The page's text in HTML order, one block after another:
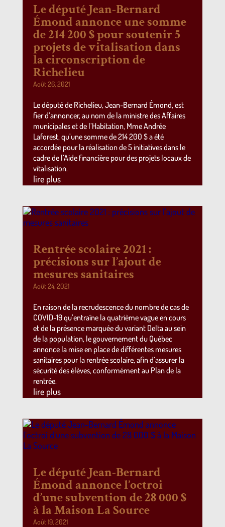
Le député Jean-Bernard
Émond annonce une somme
de 214 200 $ pour soutenir 5
projets de vitalisation dans
la circonscription de
Richelieu
Août 26, 2021
Le député de Richelieu, Jean-Bernard Émond, est
fier d’annoncer, au nom de la ministre des Affaires
municipales et de l’Habitation, Mme Andrée
Laforest, qu’une somme de 214 200 $ a été
accordée pour la réalisation de 5 initiatives dans le
cadre de l’Aide financière pour des projets locaux de
vitalisation.
lire plus
Rentrée scolaire 2021 :
précisions sur l’ajout de
mesures sanitaires
Août 24, 2021
En raison de la recrudescence du nombre de cas de
COVID-19 qu’entraîne la quatrième vague en cours
et de la présence marquée du variant Delta au sein
de la population, le gouvernement du Québec
annonce la mise en place de différentes mesures
sanitaires pour la rentrée scolaire, afin d’assurer la
sécurité des élèves, conformément au Plan de la
rentrée.
lire plus
Le député Jean-Bernard
Émond annonce l’octroi
d’une subvention de 28 000 $
à la Maison La Source
Août 19, 2021